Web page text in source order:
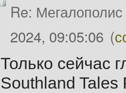
Re:
2024, 09:05:06 (
Только сейчас
Southland